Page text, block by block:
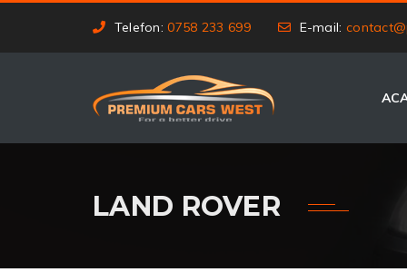
Telefon:0758 233 699 E-mail:
LAND ROVER